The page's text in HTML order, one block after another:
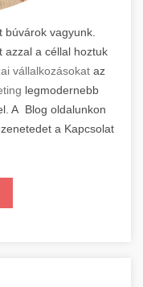
vagyunk.
a céllal hoztuk
vállalkozásokataz
legmodernebb
A Blog oldalunkon
a Kapcsolat